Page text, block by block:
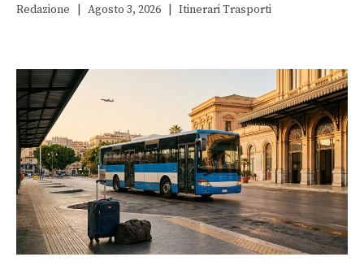
Redazione Agosto 3, 2026 ItinerariTrasporti